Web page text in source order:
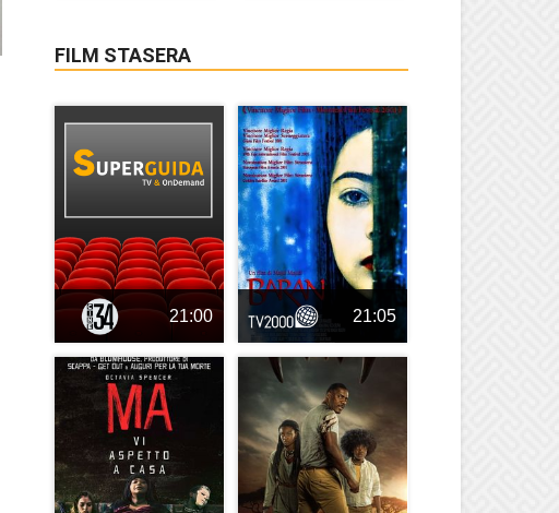
FILM STASERA
21:00 21:05